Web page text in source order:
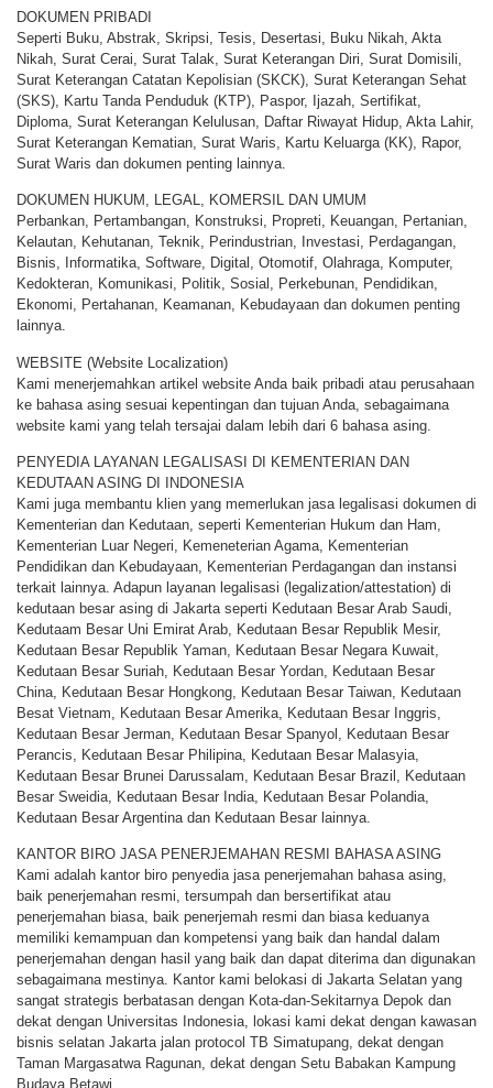
DOKUMEN PRIBADI
Seperti Buku, Abstrak, Skripsi, Tesis, Desertasi, Buku Nikah, Akta
Nikah, Surat Cerai, Surat Talak, Surat Keterangan Diri, Surat Domisili,
Surat Keterangan Catatan Kepolisian (SKCK), Surat Keterangan Sehat
(SKS), Kartu Tanda Penduduk (KTP), Paspor, Ijazah, Sertifikat,
Diploma, Surat Keterangan Kelulusan, Daftar Riwayat Hidup, Akta Lahir,
Surat Keterangan Kematian, Surat Waris, Kartu Keluarga (KK), Rapor,
Surat Waris dan dokumen penting lainnya.
DOKUMEN HUKUM, LEGAL, KOMERSIL DAN UMUM
Perbankan, Pertambangan, Konstruksi, Propreti, Keuangan, Pertanian,
Kelautan, Kehutanan, Teknik, Perindustrian, Investasi, Perdagangan,
Bisnis, Informatika, Software, Digital, Otomotif, Olahraga, Komputer,
Kedokteran, Komunikasi, Politik, Sosial, Perkebunan, Pendidikan,
Ekonomi, Pertahanan, Keamanan, Kebudayaan dan dokumen penting
lainnya.
WEBSITE (Website Localization)
Kami menerjemahkan artikel website Anda baik pribadi atau perusahaan
ke bahasa asing sesuai kepentingan dan tujuan Anda, sebagaimana
website kami yang telah tersajai dalam lebih dari 6 bahasa asing.
PENYEDIA LAYANAN LEGALISASI DI KEMENTERIAN DAN
KEDUTAAN ASING DI INDONESIA
Kami juga membantu klien yang memerlukan jasa legalisasi dokumen di
Kementerian dan Kedutaan, seperti Kementerian Hukum dan Ham,
Kementerian Luar Negeri, Kemeneterian Agama, Kementerian
Pendidikan dan Kebudayaan, Kementerian Perdagangan dan instansi
terkait lainnya. Adapun layanan legalisasi (legalization/attestation) di
kedutaan besar asing di Jakarta seperti Kedutaan Besar Arab Saudi,
Kedutaam Besar Uni Emirat Arab, Kedutaan Besar Republik Mesir,
Kedutaan Besar Republik Yaman, Kedutaan Besar Negara Kuwait,
Kedutaan Besar Suriah, Kedutaan Besar Yordan, Kedutaan Besar
China, Kedutaan Besar Hongkong, Kedutaan Besar Taiwan, Kedutaan
Besat Vietnam, Kedutaan Besar Amerika, Kedutaan Besar Inggris,
Kedutaan Besar Jerman, Kedutaan Besar Spanyol, Kedutaan Besar
Perancis, Kedutaan Besar Philipina, Kedutaan Besar Malasyia,
Kedutaan Besar Brunei Darussalam, Kedutaan Besar Brazil, Kedutaan
Besar Sweidia, Kedutaan Besar India, Kedutaan Besar Polandia,
Kedutaan Besar Argentina dan Kedutaan Besar lainnya.
KANTOR BIRO JASA PENERJEMAHAN RESMI BAHASA ASING
Kami adalah kantor biro penyedia jasa penerjemahan bahasa asing,
baik penerjemahan resmi, tersumpah dan bersertifikat atau
penerjemahan biasa, baik penerjemah resmi dan biasa keduanya
memiliki kemampuan dan kompetensi yang baik dan handal dalam
penerjemahan dengan hasil yang baik dan dapat diterima dan digunakan
sebagaimana mestinya. Kantor kami belokasi di Jakarta Selatan yang
sangat strategis berbatasan dengan Kota-dan-Sekitarnya Depok dan
dekat dengan Universitas Indonesia, lokasi kami dekat dengan kawasan
bisnis selatan Jakarta jalan protocol TB Simatupang, dekat dengan
Taman Margasatwa Ragunan, dekat dengan Setu Babakan Kampung
Budaya Betawi.